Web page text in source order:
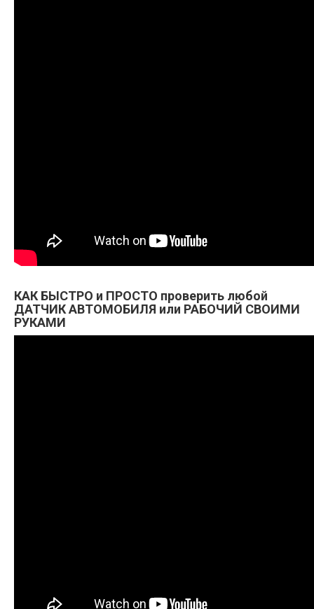
КАК БЫСТРО и ПРОСТО проверить любой
ДАТЧИК АВТОМОБИЛЯ или РАБОЧИЙ СВОИМИ
РУКАМИ